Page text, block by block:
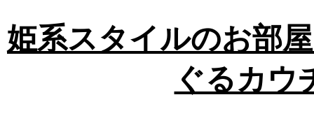
姫系スタイルのお部
ぐるカウ